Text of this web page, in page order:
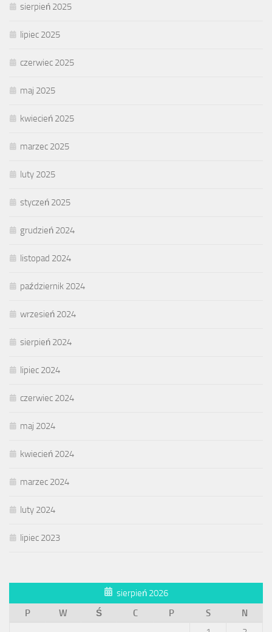
sierpień 2025
lipiec 2025
czerwiec 2025
maj 2025
kwiecień 2025
marzec 2025
luty 2025
styczeń 2025
grudzień 2024
listopad 2024
październik 2024
wrzesień 2024
sierpień 2024
lipiec 2024
czerwiec 2024
maj 2024
kwiecień 2024
marzec 2024
luty 2024
lipiec 2023
sierpień 2026
P
W Ś C P S
N